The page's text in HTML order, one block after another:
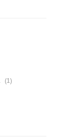
(1)